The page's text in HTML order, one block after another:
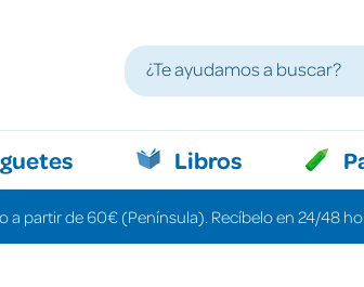
Libros
a partir de 60€ (Península). Recíbelo en 24/48